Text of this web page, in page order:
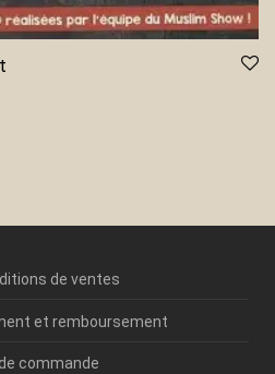
de ventes
et remboursement
commande